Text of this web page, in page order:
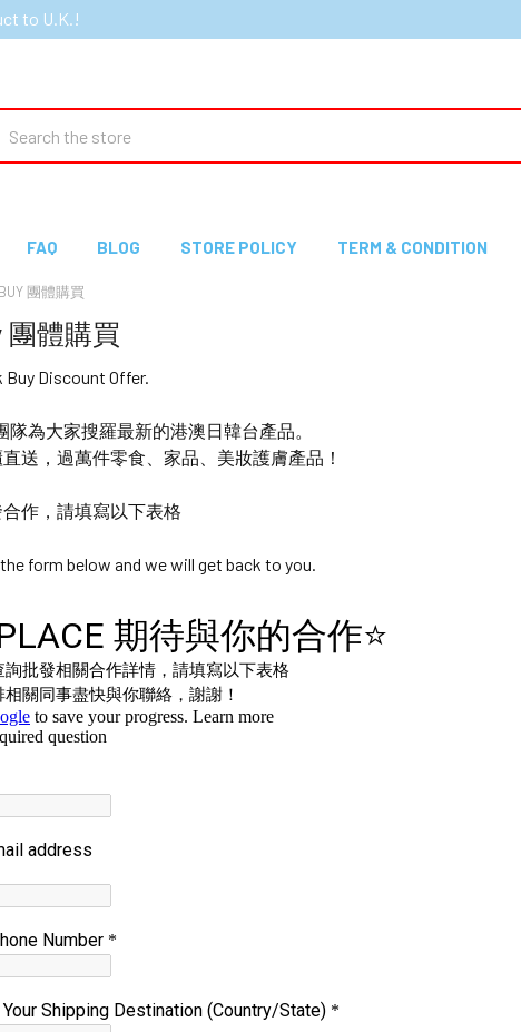
to U.K.!
FAQ BLOG STORE POLICY TERM & CONDITION
團體購買
團體購買
Discount Offer.
隊為大家搜羅最新的港澳日韓台產品。
送，過萬件零食、家品、美妝護膚產品！
作，請填寫以下表格
form below and we will get back to you.